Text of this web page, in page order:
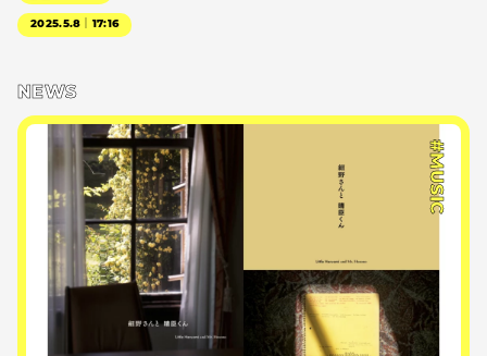
2025.5.8｜17:16
NEWS
#MUSIC